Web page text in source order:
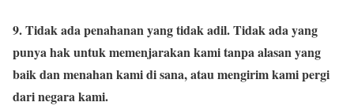
9. Tidak ada penahanan yang tidak adil. Tidak ada yang
punya hak untuk memenjarakan kami tanpa alasan yang
baik dan menahan kami di sana, atau mengirim kami pergi
dari negara kami.